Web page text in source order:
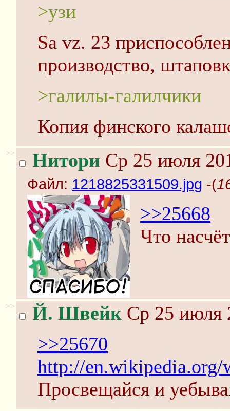
>узи
Sa vz. 23
производство,
>галилы-галилчики
Копия финского
>> Нитори Ср 25 июля
Файл: 1218825331509.jpg -(
>>25668
Что
>> Й. Швейк Ср 25 июля
>>25670
http://
Просвещайся и